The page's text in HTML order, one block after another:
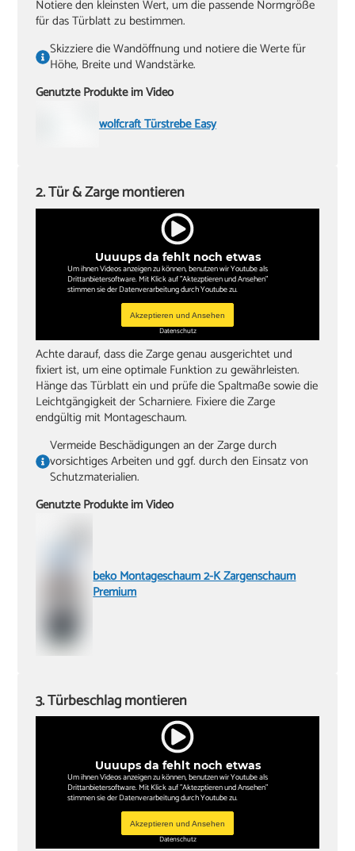
Notiere den kleinsten Wert, um die passende Normgröße
für das Türblatt zu bestimmen.
Skizziere die Wandöffnung und notiere die Werte für
Höhe, Breite und Wandstärke.
Genutzte Produkte im Video
wolfcraft Türstrebe Easy
Uuuups da fehlt noch etwas
Um ihnen Videos anzeigen zu können, benutzen wir Youtube als
Drittanbietersoftware. Mit Klick auf "Aktezptieren und Ansehen"
stimmen sie der Datenverarbeitung durch Youtube zu.
Akzeptieren und Ansehen
Datenschutz
2. Tür & Zarge montieren
Achte darauf, dass die Zarge genau ausgerichtet und
fixiert ist, um eine optimale Funktion zu gewährleisten.
Hänge das Türblatt ein und prüfe die Spaltmaße sowie die
Leichtgängigkeit der Scharniere. Fixiere die Zarge
endgültig mit Montageschaum.
Vermeide Beschädigungen an der Zarge durch
vorsichtiges Arbeiten und ggf. durch den Einsatz von
Schutzmaterialien.
Genutzte Produkte im Video
beko Montageschaum 2-K Zargenschaum
Premium
Uuuups da fehlt noch etwas
Um ihnen Videos anzeigen zu können, benutzen wir Youtube als
Drittanbietersoftware. Mit Klick auf "Aktezptieren und Ansehen"
stimmen sie der Datenverarbeitung durch Youtube zu.
Akzeptieren und Ansehen
Datenschutz
3. Türbeschlag montieren